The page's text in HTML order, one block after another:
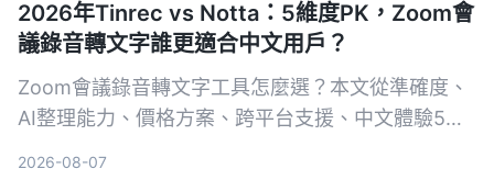
2026年Tinrec vs Notta：5維度PK，Zoom會
議錄音轉文字誰更適合中文用戶？
Zoom會議錄音轉文字工具怎麼選？本文從準確度、
AI整理能力、價格方案、跨平台支援、中文體驗5個
2026-08-07